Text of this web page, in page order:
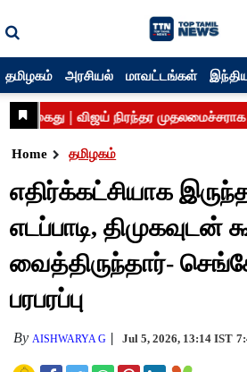
தமிழகம் அரசியல் மாவட்டங்கள்
Home தமிழகம்
எதிர்க்கட்சியாக
எடப்பாடி, திமுகவுடன்
வைத்திருந்தார்-
பரபரப்பு
By AISHWARYA G Jul 5, 2026, 13:14 IST